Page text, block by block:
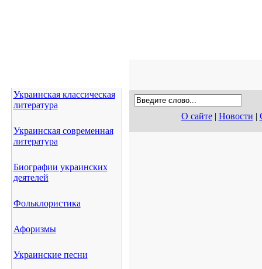
Украинская классическая
литература
Украинская современная
литература
Биографии украинских
деятелей
Фольклористика
Афоризмы
Украинские песни
О сайте| Новости |